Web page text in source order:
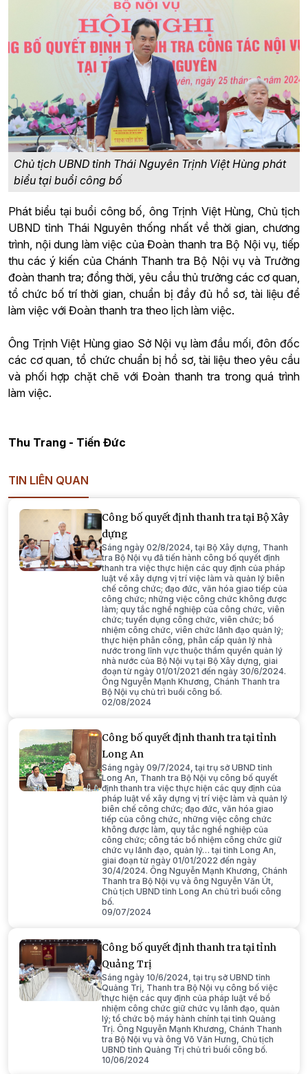
Chủ tịch UBND tỉnh Thái Nguyên Trịnh Việt Hùng phát
biểu tại buổi công bố
Phát biểu tại buổi công bố, ông Trịnh Việt Hùng, Chủ tịch
UBND tỉnh Thái Nguyên thống nhất về thời gian, chương
trình, nội dung làm việc của Đoàn thanh tra Bộ Nội vụ, tiếp
thu các ý kiến của Chánh Thanh tra Bộ Nội vụ và Trưởng
đoàn thanh tra; đồng thời, yêu cầu thủ trưởng các cơ quan,
tổ chức bố trí thời gian, chuẩn bị đầy đủ hồ sơ, tài liệu để
làm việc với Đoàn thanh tra theo lịch làm việc.
Ông Trịnh Việt Hùng giao Sở Nội vụ làm đầu mối, đôn đốc
các cơ quan, tổ chức chuẩn bị hồ sơ, tài liệu theo yêu cầu
và phối hợp chặt chẽ với Đoàn thanh tra trong quá trình
làm việc.
Thu Trang - Tiến Đức
TIN LIÊN QUAN
Công bố quyết định thanh tra tại Bộ Xây
dựng
Sáng ngày 02/8/2024, tại Bộ Xây dựng, Thanh
tra Bộ Nội vụ đã tiến hành công bố quyết định
thanh tra việc thực hiện các quy định của pháp
luật về xây dựng vị trí việc làm và quản lý biên
chế công chức; đạo đức, văn hóa giao tiếp của
công chức; những việc công chức không được
làm; quy tắc nghề nghiệp của công chức, viên
chức; tuyển dụng công chức, viên chức; bổ
nhiệm công chức, viên chức lãnh đạo quản lý;
thực hiện phân công, phân cấp quản lý nhà
nước trong lĩnh vực thuộc thẩm quyền quản lý
nhà nước của Bộ Nội vụ tại Bộ Xây dựng, giai
đoạn từ ngày 01/01/2021 đến ngày 30/6/2024.
Ông Nguyễn Mạnh Khương, Chánh Thanh tra
Bộ Nội vụ chủ trì buổi công bố.
02/08/2024
Công bố quyết định thanh tra tại tỉnh
Long An
Sáng ngày 09/7/2024, tại trụ sở UBND tỉnh
Long An, Thanh tra Bộ Nội vụ công bố quyết
định thanh tra việc thực hiện các quy định của
pháp luật về xây dựng vị trí việc làm và quản lý
biên chế công chức; đạo đức, văn hóa giao
tiếp của công chức, những việc công chức
không được làm, quy tắc nghề nghiệp của
công chức; công tác bổ nhiệm công chức giữ
chức vụ lãnh đạo, quản lý… tại tỉnh Long An,
giai đoạn từ ngày 01/01/2022 đến ngày
30/4/2024. Ông Nguyễn Mạnh Khương, Chánh
Thanh tra Bộ Nội vụ và ông Nguyễn Văn Út,
Chủ tịch UBND tỉnh Long An chủ trì buổi công
bố.
09/07/2024
Công bố quyết định thanh tra tại tỉnh
Quảng Trị
Sáng ngày 10/6/2024, tại trụ sở UBND tỉnh
Quảng Trị, Thanh tra Bộ Nội vụ công bố việc
thực hiện các quy định của pháp luật về bổ
nhiệm công chức giữ chức vụ lãnh đạo, quản
lý; tổ chức bộ máy hành chính tại tỉnh Quảng
Trị. Ông Nguyễn Mạnh Khương, Chánh Thanh
tra Bộ Nội vụ và ông Võ Văn Hưng, Chủ tịch
UBND tỉnh Quảng Trị chủ trì buổi công bố.
10/06/2024